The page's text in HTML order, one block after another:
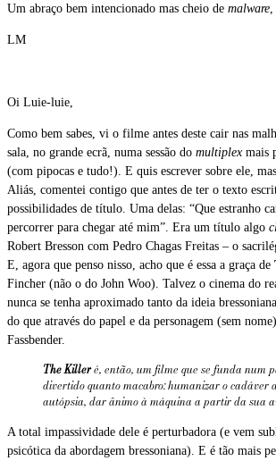
Um abraço bem intencionado mas cheio de malware
LM
Oi Luie-luie,
Como bem sabes, vi o filme antes deste cair nas
sala, no grande ecrã, numa sessão do multiplex mais
(com pipocas e tudo!). E quis escrever sobre ele,
Aliás, comentei contigo que antes de ter o texto
possibilidades de título. Uma delas: “Que estranho
percorrer para chegar até mim”. Era um título algo
Robert Bresson com Pedro Chagas Freitas – o
E, agora que penso nisso, acho que é essa a graça de
Fincher (não o do John Woo). Talvez o cinema do
nunca se tenha aproximado tanto da ideia
do que através do papel e da personagem (sem
Fassbender.
The Killeré, então, um filme que se funda num
divertido quanto macabro: humanizar o cadáver
autópsia, dar ânimo à máquina a partir da sua
A total impassividade dele é perturbadora (e vem
psicótica da abordagem bressoniana). E é tão mais